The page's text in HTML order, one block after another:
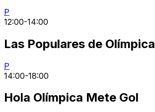
P
12:00-14:00
Las Populares de Olímpica
P
14:00-18:00
Hola Olímpica Mete Gol